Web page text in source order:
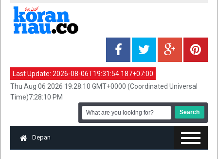
Last Update: 2026-08-06T19:31:54.187+07:00
Thu Aug 06 2026 19:28:10 GMT+0000 (Coordinated Universal
Time)7:28:10 PM
Depan